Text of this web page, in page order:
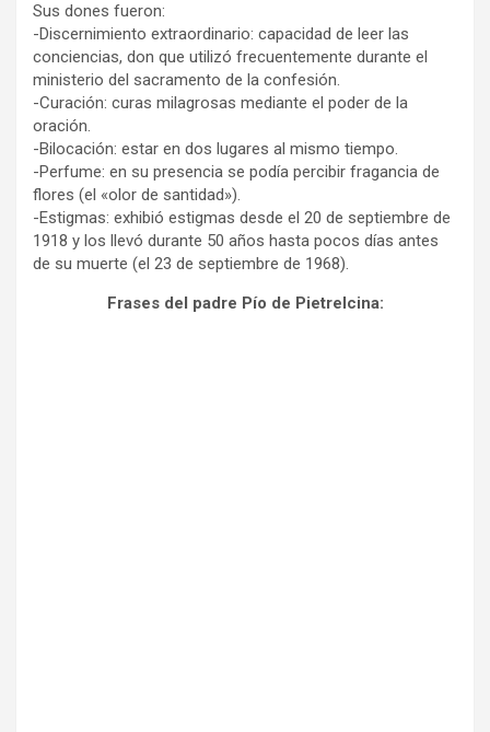
Sus dones fueron:
-Discernimiento extraordinario: capacidad de leer las
conciencias, don que utilizó frecuentemente durante el
ministerio del sacramento de la confesión.
-Curación: curas milagrosas mediante el poder de la
oración.
-Bilocación: estar en dos lugares al mismo tiempo.
-Perfume: en su presencia se podía percibir fragancia de
flores (el «olor de santidad»).
-Estigmas: exhibió estigmas desde el 20 de septiembre de
1918 y los llevó durante 50 años hasta pocos días antes
de su muerte (el 23 de septiembre de 1968).
Frases del padre Pío de Pietrelcina: